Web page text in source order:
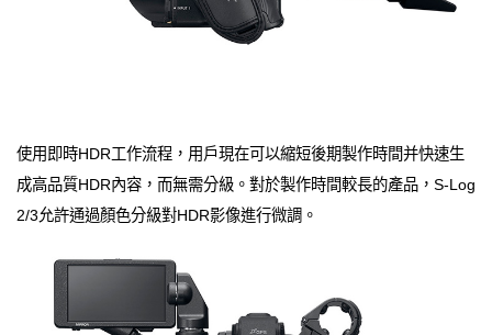
使用即時HDR工作流程，用戶現在可以縮短後期製作時間并快速生
成高品質HDR內容，而無需分級。對於製作時間較長的產品，S-Log
2/3允許通過顏色分級對HDR影像進行微調。